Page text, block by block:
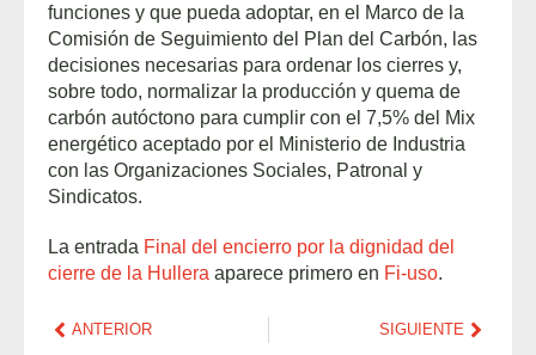
funciones y que pueda adoptar, en el Marco de la
Comisión de Seguimiento del Plan del Carbón, las
decisiones necesarias para ordenar los cierres y,
sobre todo, normalizar la producción y quema de
carbón autóctono para cumplir con el 7,5% del Mix
energético aceptado por el Ministerio de Industria
con las Organizaciones Sociales, Patronal y
Sindicatos.
La entrada Final del encierro por la dignidad del
cierre de la Hullera aparece primero en Fi-uso.
ANTERIOR SIGUIENTE